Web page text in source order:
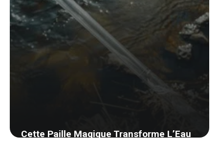
Cette Paille Magique Transforme L’Eau